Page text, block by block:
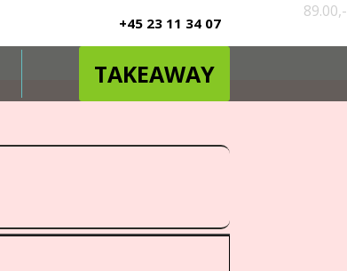
+45 23 11 34 07
TAKEAWAY
89.00,-